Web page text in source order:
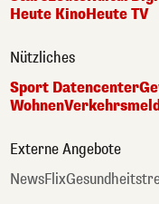
Heute KinoHeute TV
Nützliches
Sport Datencenter
Wohnen
Externe Angebote
NewsFlix